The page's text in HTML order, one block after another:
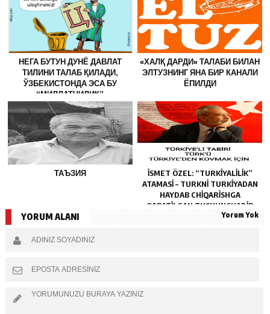
НЕГА БУТУН ДУНЁ ДАВЛАТ
ТИЛИНИ ТАЛАБ ҚИЛАДИ,
ЎЗБЕКИСТОНДА ЭСА БУ
“МИЛЛАТЧИЛИК”
ҲИСОБЛАНАДИ?
«ХАЛҚ ДАРДИ» ТАЛАБИ БИЛАН
ЭЛТУЗНИНГ ЯНА БИР КАНАЛИ
ЁПИЛДИ
ТАЪЗИЯ
İSMET ÖZEL: “TURKIYALILIK”
ATAMASI – TURKNI TURKIYADAN
HAYDAB CHIQARISHGA
QARATILGAN TUSHUNCHADIR
YORUM ALANI Yorum Yok